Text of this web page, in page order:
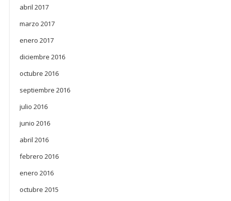
abril 2017
marzo 2017
enero 2017
diciembre 2016
octubre 2016
septiembre 2016
julio 2016
junio 2016
abril 2016
febrero 2016
enero 2016
octubre 2015